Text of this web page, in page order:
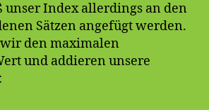
unser Index allerdings an den
Sätzen angefügt werden.
den maximalen
und addieren unsere